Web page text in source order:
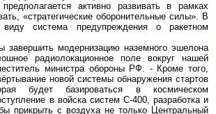
активно развивать в рамках
«стратегические оборонительные силы». В
система предупреждения о ракетном
модернизацию наземного эшелона
радиолокационное поле вокруг нашей
министра обороны РФ. - Кроме того,
новой системы обнаружения стартов
будет базироваться в космическом
в войска систем С-400, разработка и
прикрыть с воздуха не только Центральный